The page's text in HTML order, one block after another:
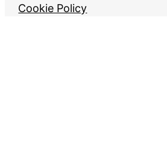
Cookie Policy